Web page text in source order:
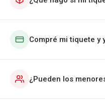
Compré mi tiquete y
¿Pueden los